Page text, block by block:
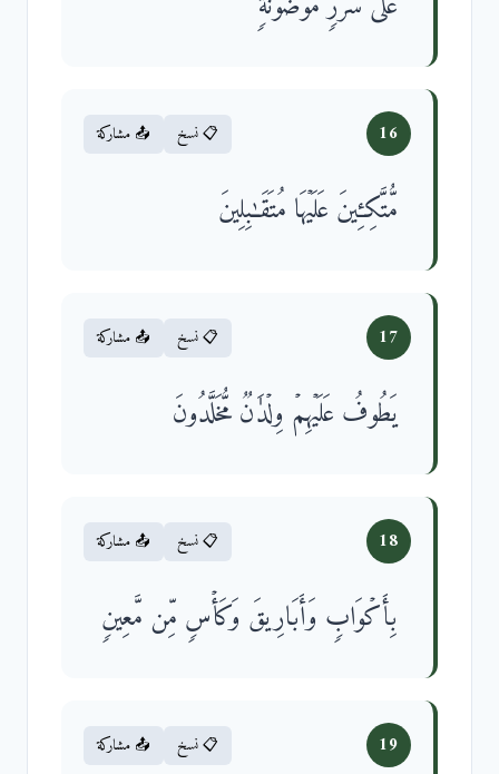
16 📋 نسخ 📤 مشاركة
مُّتَّكِـِٔینَ عَلَیۡهَا مُتَقَـٰبِلِینَ
17 📋 نسخ 📤 مشاركة
یَطُوفُ عَلَیۡهِمۡ وِلۡدَ ٰ⁠نࣱ مُّخَلَّدُونَ
18 📋 نسخ 📤 مشاركة
بِأَكۡوَابࣲ وَأَبَارِیقَ وَكَأۡسࣲ مِّن مَّعِینࣲ
19 📋 نسخ 📤 مشاركة